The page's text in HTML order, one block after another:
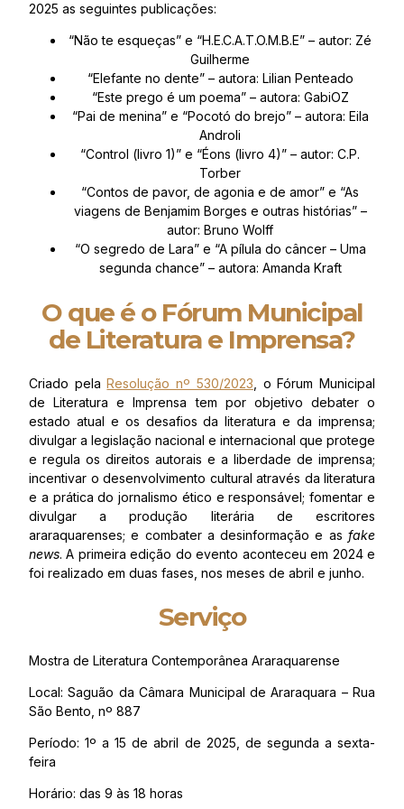
2025 as seguintes publicações:
“Não te esqueças” e “H.E.C.A.T.O.M.B.E” – autor: Zé
Guilherme
“Elefante no dente” – autora: Lilian Penteado
“Este prego é um poema” – autora: GabiOZ
“Pai de menina” e “Pocotó do brejo” – autora: Eila
Androli
“Control (livro 1)” e “Éons (livro 4)” – autor: C.P.
Torber
“Contos de pavor, de agonia e de amor” e “As
viagens de Benjamim Borges e outras histórias” –
autor: Bruno Wolff
“O segredo de Lara” e “A pílula do câncer – Uma
segunda chance” – autora: Amanda Kraft
O que é o Fórum Municipal
de Literatura e Imprensa?
Criado pelaResolução nº 530/2023 , o Fórum Municipal
de Literatura e Imprensa tem por objetivo debater o
estado atual e os desafios da literatura e da imprensa;
divulgar a legislação nacional e internacional que protege
e regula os direitos autorais e a liberdade de imprensa;
incentivar o desenvolvimento cultural através da literatura
e a prática do jornalismo ético e responsável; fomentar e
divulgar a produção literária de escritores
araraquarenses; e combater a desinformação e as fake
news. A primeira edição do evento aconteceu em 2024 e
foi realizado em duas fases, nos meses de abril e junho.
Serviço
Mostra de Literatura Contemporânea Araraquarense
Local: Saguão da Câmara Municipal de Araraquara – Rua
São Bento, nº 887
Período: 1º a 15 de abril de 2025, de segunda a sexta-
feira
Horário: das 9 às 18 horas